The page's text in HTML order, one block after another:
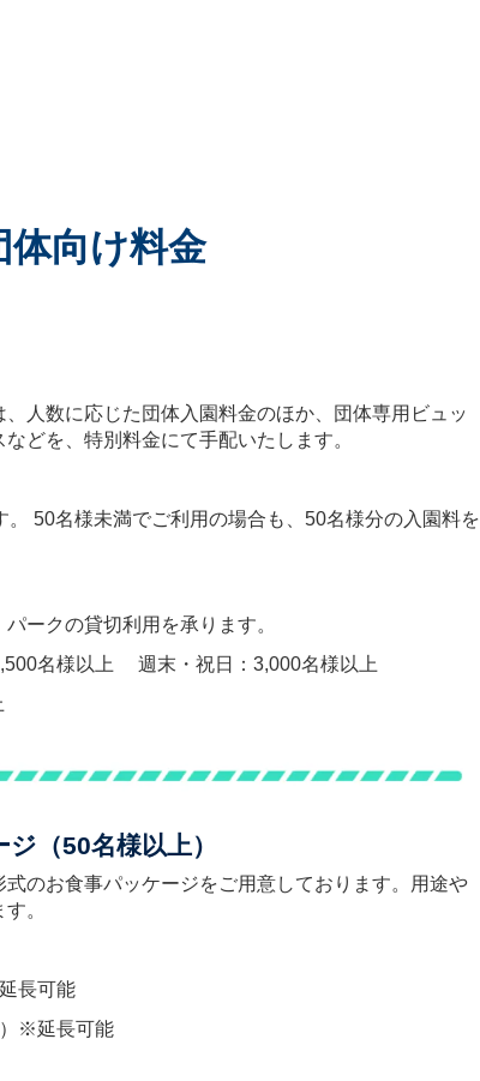
体向け料金
人数に応じた団体入園料金のほか、団体専用ビュッ
どを、特別料金にて手配いたします。
50名様未満でご利用の場合も、50名様分の入園料を
ークの貸切利用を承ります。
名様以上 週末・祝日：3,000名様以上
（50名様以上）
のお食事パッケージをご用意しております。用途や
。
長可能
）※延長可能